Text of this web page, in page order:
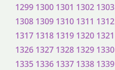
1299 1300 1301 1302 1303
1308 1309 1310 1311 1312
1317 1318 1319 1320 1321
1326 1327 1328 1329 1330
1335 1336 1337 1338 1339